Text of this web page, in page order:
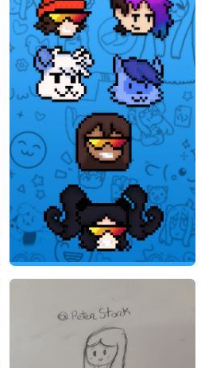
Fan Art by PeterStark000
PeterStark000
15/06/2020